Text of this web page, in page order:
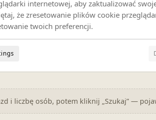
i liczbę osób, potem kliknij „Szukaj” —
internetowej, aby zaktualizować
że zresetowanie plików cookie
twoich preferencji.